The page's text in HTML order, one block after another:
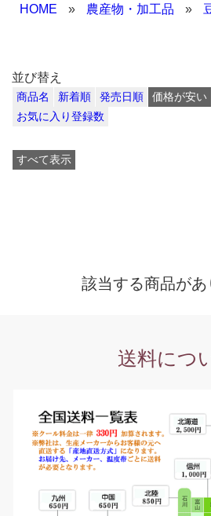
HOME » 農産物・加工品 »
並び替え
商品名 新着順 発売日順 価格が安い
お気に入り登録数
すべて表示
該当する商品があ
送料につ